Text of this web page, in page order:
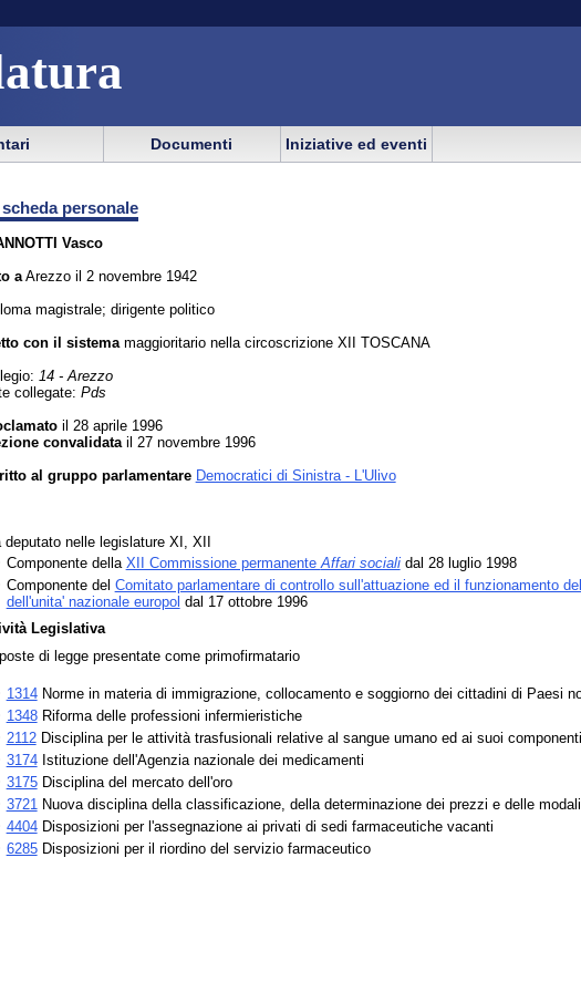
Documenti Iniziative ed eventi
scheda personale
Vasco
aArezzo il 2 novembre 1942
magistrale; dirigente politico
con il sistemamaggioritario nella circoscrizione XII TOSCANA
14 - Arezzo
collegate: Pds
il 28 aprile 1996
convalidatail 27 novembre 1996
al gruppo parlamentare Democratici di Sinistra - L'Ulivo
deputato nelle legislature XI, XII
Componente della XII Commissione permanente Affari socialidal 28 luglio 1998
Componente del Comitato parlamentare di controllo sull'attuazione ed il funzionamento
dell'unita' nazionale europol dal 17 ottobre 1996
Legislativa
di legge presentate come primofirmatario
1314Norme in materia di immigrazione, collocamento e soggiorno dei cittadini di Paesi
1348Riforma delle professioni infermieristiche
2112Disciplina per le attività trasfusionali relative al sangue umano ed ai suoi
3174Istituzione dell'Agenzia nazionale dei medicamenti
3175Disciplina del mercato dell'oro
3721 Nuova disciplina della classificazione, della determinazione dei prezzi e delle
4404Disposizioni per l'assegnazione ai privati di sedi farmaceutiche vacanti
6285Disposizioni per il riordino del servizio farmaceutico